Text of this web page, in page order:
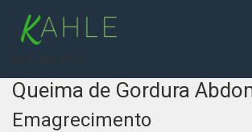
Queima de Gordura
Emagrecimento